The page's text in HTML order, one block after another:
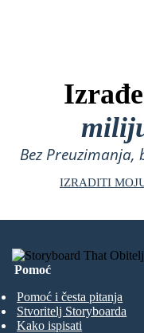
Bez Preuzimanja,
IZRADITI
Pomoć
Pomoć i česta pitanja
Stvoritelj Storyboarda
Kako ispisati